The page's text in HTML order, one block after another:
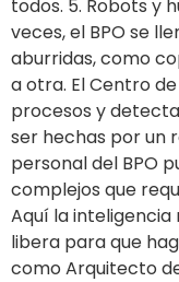
todos. 5. Robots y
veces, el BPO se
aburridas, como
a otra. El Centro
procesos y
ser hechas por un
personal del BPO
complejos que
Aquí la inteligencia
libera para que
como Arquitecto